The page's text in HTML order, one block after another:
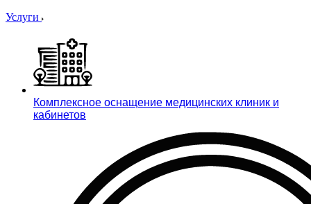
Услуги
Комплексное оснащение медицинских клиник и
кабинетов